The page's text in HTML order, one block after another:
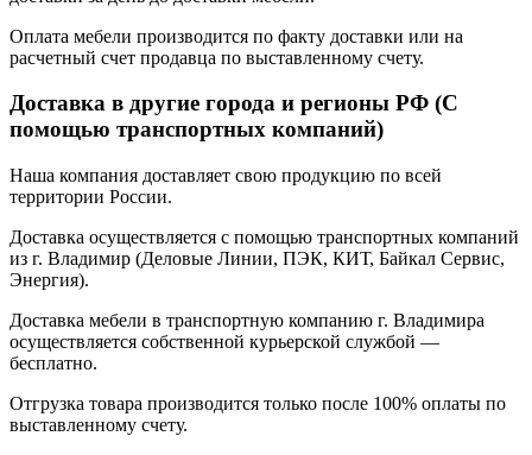
Оплата мебели производится по факту доставки или на
расчетный счет продавца по выставленному счету.
Доставка в другие города и регионы РФ (С
помощью транспортных компаний)
Наша компания доставляет свою продукцию по всей
территории России.
Доставка осуществляется с помощью транспортных компаний
из г. Владимир (Деловые Линии, ПЭК, КИТ, Байкал Сервис,
Энергия).
Доставка мебели в транспортную компанию г. Владимира
осуществляется собственной курьерской службой —
бесплатно.
Отгрузка товара производится только после 100% оплаты по
выставленному счету.